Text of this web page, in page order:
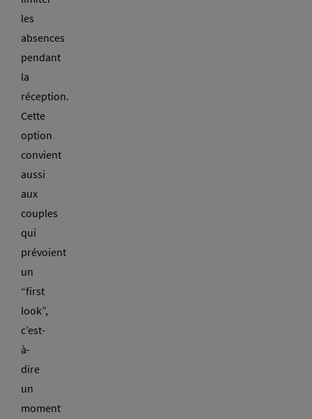
les
absences
pendant
la
réception.
Cette
option
convient
aussi
aux
couples
qui
prévoient
un
“first
look”,
c’est-
à-
dire
un
moment